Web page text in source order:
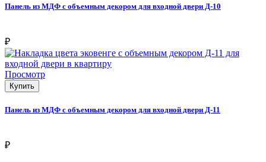
Панель из МДФ с объемным декором для входной двери Д-10
₽
Просмотр
Купить
Панель из МДФ с объемным декором для входной двери Д-11
₽